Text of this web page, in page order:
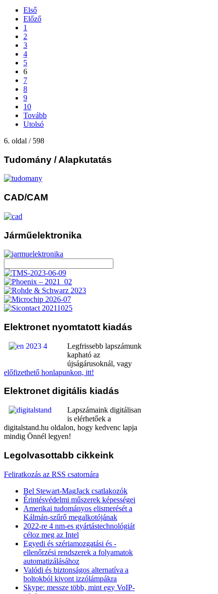
Első
Előző
1
2
3
4
5
6
7
8
9
10
Tovább
Utolsó
6. oldal / 598
Tudomány / Alapkutatás
CAD/CAM
Járműelektronika
Elektronet nyomtatott kiadás
Legfrissebb lapszámunk
kapható az
újságárusoknál, vagy
előfizethető honlapunkon, itt!
Elektronet digitális kiadás
Lapszámaink digitálisan
is elérhetőek a
digitalstand.hu oldalon, hogy kedvenc lapja
mindig Önnél legyen!
Legolvasottabb cikkeink
Feliratkozás az RSS csatornára
Bel Stewart-MagJack csatlakozók
Érintésvédelmi műszerek képességei
Amerikai tudományos elismerését a
Kálmán-szűrő megalkotójának
2022-re 4 nm-es gyártástechnológiát
céloz meg az Intel
Egyedi és szériamozgatási és -
ellenőrzési rendszerek a folyamatok
automatizálásához
Valódi és biztonságos alternatíva a
boltokból kivont izzólámpákra
Skype: messze több, mint egy VoIP-